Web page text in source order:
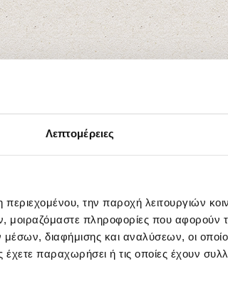
Λεπτομέρειες
περιεχομένου, την παροχή λειτουργιών
μοιραζόμαστε πληροφορίες που αφορούν
διαφήμισης και αναλύσεων, οι
παραχωρήσει ή τις οποίες έχουν